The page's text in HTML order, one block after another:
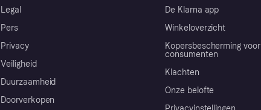
Legal
Pers
Privacy
Veiligheid
Duurzaamheid
Doorverkopen
De Klarna app
Winkeloverzicht
Kopersbescherming voor
consumenten
Klachten
Onze belofte